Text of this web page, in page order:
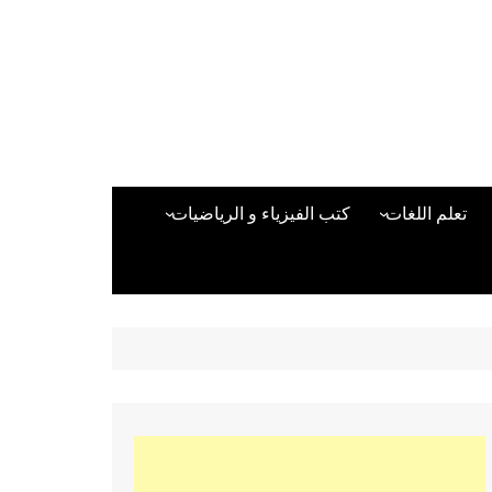
تعلم اللغات
تعلم اللغة التركية
كتب الفيزياء و الرياضيات
كتب لغات البرمجة